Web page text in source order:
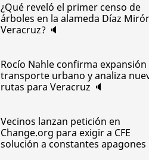
¿Qué reveló el primer censo de
árboles en la alameda Díaz
Veracruz? 🔈
Rocío Nahle confirma expansión
transporte urbano y analiza
rutas para Veracruz 🔈
Vecinos lanzan petición en
Change.org para exigir a CFE
solución a constantes apagones